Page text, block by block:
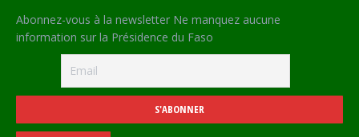
Abonnez-vous à la newsletter Ne manquez aucune
information sur la Présidence du Faso